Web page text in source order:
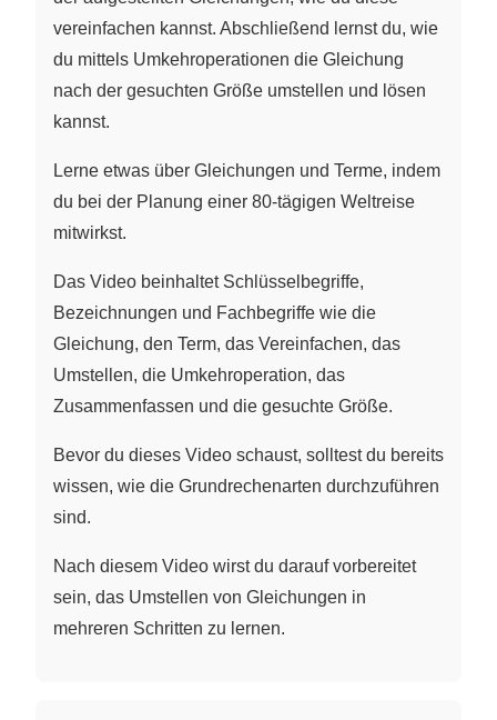
vereinfachen kannst. Abschließend lernst du, wie
du mittels Umkehroperationen die Gleichung
nach der gesuchten Größe umstellen und lösen
kannst.
Lerne etwas über Gleichungen und Terme, indem
du bei der Planung einer 80-tägigen Weltreise
mitwirkst.
Das Video beinhaltet Schlüsselbegriffe,
Bezeichnungen und Fachbegriffe wie die
Gleichung, den Term, das Vereinfachen, das
Umstellen, die Umkehroperation, das
Zusammenfassen und die gesuchte Größe.
Bevor du dieses Video schaust, solltest du bereits
wissen, wie die Grundrechenarten durchzuführen
sind.
Nach diesem Video wirst du darauf vorbereitet
sein, das Umstellen von Gleichungen in
mehreren Schritten zu lernen.